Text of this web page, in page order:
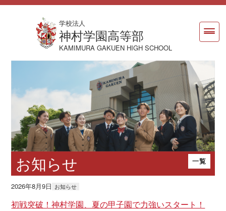
学校法人
神村学園高等部
KAMIMURA GAKUEN HIGH SCHOOL
お知らせ 一覧
2026年8月9日 お知らせ
初戦突破！神村学園、夏の甲子園で力強いスタート！